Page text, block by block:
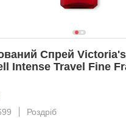
Спрей
Intense Travel Fine
Роздріб